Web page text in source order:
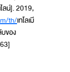
ลน์]. 2019,
th/เทโลเมี
ของ